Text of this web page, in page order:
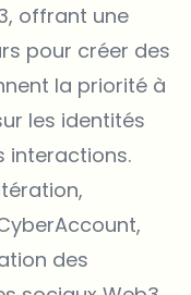
offrant une
pour créer des
la priorité à
les identités
interactions.
des